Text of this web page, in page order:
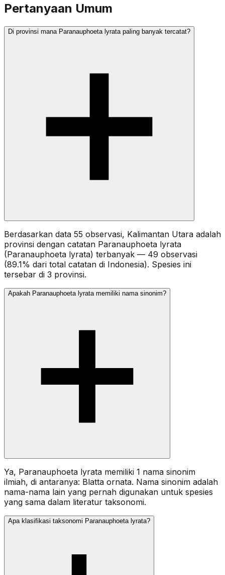
Pertanyaan Umum
Di provinsi mana Paranauphoeta lyrata paling banyak tercatat?
Berdasarkan data 55 observasi, Kalimantan Utara adalah
provinsi dengan catatan Paranauphoeta lyrata
(Paranauphoeta lyrata) terbanyak — 49 observasi
(89.1% dari total catatan di Indonesia). Spesies ini
tersebar di 3 provinsi.
Apakah Paranauphoeta lyrata memiliki nama sinonim?
Ya, Paranauphoeta lyrata memiliki 1 nama sinonim
ilmiah, di antaranya: Blatta ornata. Nama sinonim adalah
nama-nama lain yang pernah digunakan untuk spesies
yang sama dalam literatur taksonomi.
Apa klasifikasi taksonomi Paranauphoeta lyrata?